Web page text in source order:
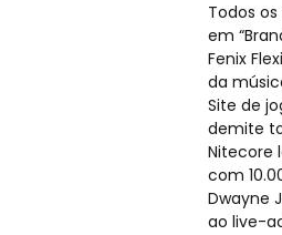
Todos
em
Fenix
da
Site de
demite
Nitecore
com
Dwayne
ao live-